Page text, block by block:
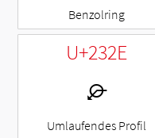
Benzolring
U+232E
⌮
Umlaufendes Profil